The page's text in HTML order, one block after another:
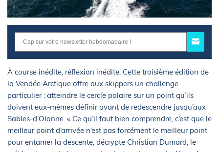
À course inédite, réflexion inédite. Cette troisième édition de
la Vendée Arctique offre aux skippers un challenge
particulier : atteindre le cercle polaire sur un point qu’ils
doivent eux-mêmes définir avant de redescendre jusqu’aux
Sables-d’Olonne. « Ce qu’il faut bien comprendre, c’est que le
meilleur point d’arrivée n’est pas forcément le meilleur point
pour entamer la descente, décrypte Christian Dumard, le